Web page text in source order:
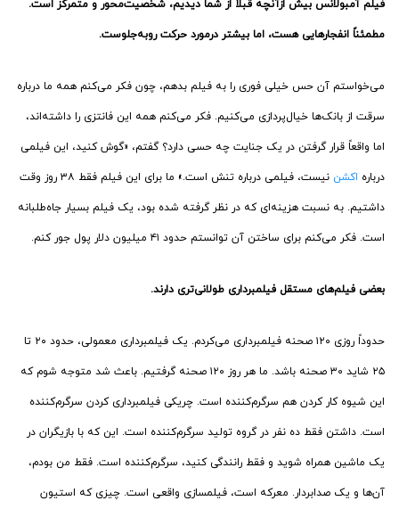
فیلم آمبولانس بیش ازآنچه قبلاً از شما دیدیم، شخصیت‌محور و متمرکز است.
مطمئناً انفجارهایی هست، اما بیشتر درمورد حرکت روبه‌جلوست.
می‌خواستم آن حس خیلی فوری را به فیلم بدهم، چون فکر می‌کنم همه ما درباره
سرقت از بانک‌ها خیال‌پردازی می‌کنیم. فکر می‌کنم همه این فانتزی را داشته‌اند،
اما واقعاً قرار گرفتن در یک جنایت چه حسی دارد؟ گفتم، «گوش کنید، این فیلمی
درباره اکشن نیست، فیلمی درباره تنش است.» ما برای این فیلم فقط ۳۸ روز وقت
داشتیم. به نسبت هزینه‌ای که در نظر گرفته شده بود، یک فیلم بسیار جاه‌طلبانه
است. فکر می‌کنم برای ساختن آن توانستم حدود ۴۱ میلیون دلار پول جور کنم.
بعضی فیلم‌های مستقل فیلمبرداری طولانی‌تری دارند.
حدوداً روزی ۱۲۰ صحنه فیلمبرداری می‌کردم. یک فیلمبرداری معمولی، حدود ۲۰ تا
۲۵ شاید ۳۰ صحنه باشد. ما هر روز ۱۲۰ صحنه گرفتیم. باعث شد متوجه شوم که
این شیوه کار کردن هم سرگرم‌کننده است. چریکی فیلمبرداری کردن سرگرم‌کننده
است. داشتن فقط ده نفر در گروه تولید سرگرم‌کننده است. این که با بازیگران در
یک ماشین همراه شوید و فقط رانندگی کنید، سرگرم‌کننده است. فقط من بودم،
آن‌ها و یک صدابردار. معرکه است، فیلمسازی واقعی است. چیزی که استیون